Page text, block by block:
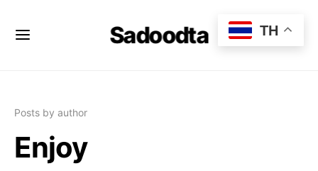
Sadoodta
Posts by author
Enjoy
TH